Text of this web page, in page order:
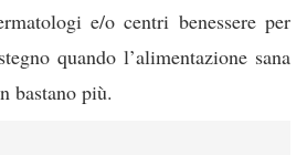
e/o centri benessere per
quando l’alimentazione sana
bastano più.